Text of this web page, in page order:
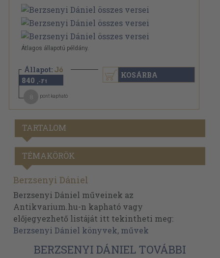
Átlagos állapotú példány.
Állapot: Jó
840 ,-Ft
pont kapható
KOSÁRBA
TARTALOM
TÉMAKÖRÖK
Berzsenyi Dániel
Berzsenyi Dániel műveinek az
Antikvarium.hu-n kapható vagy
előjegyezhető listáját itt tekintheti meg:
Berzsenyi Dániel könyvek, művek
BERZSENYI DÁNIEL TOVÁBBI